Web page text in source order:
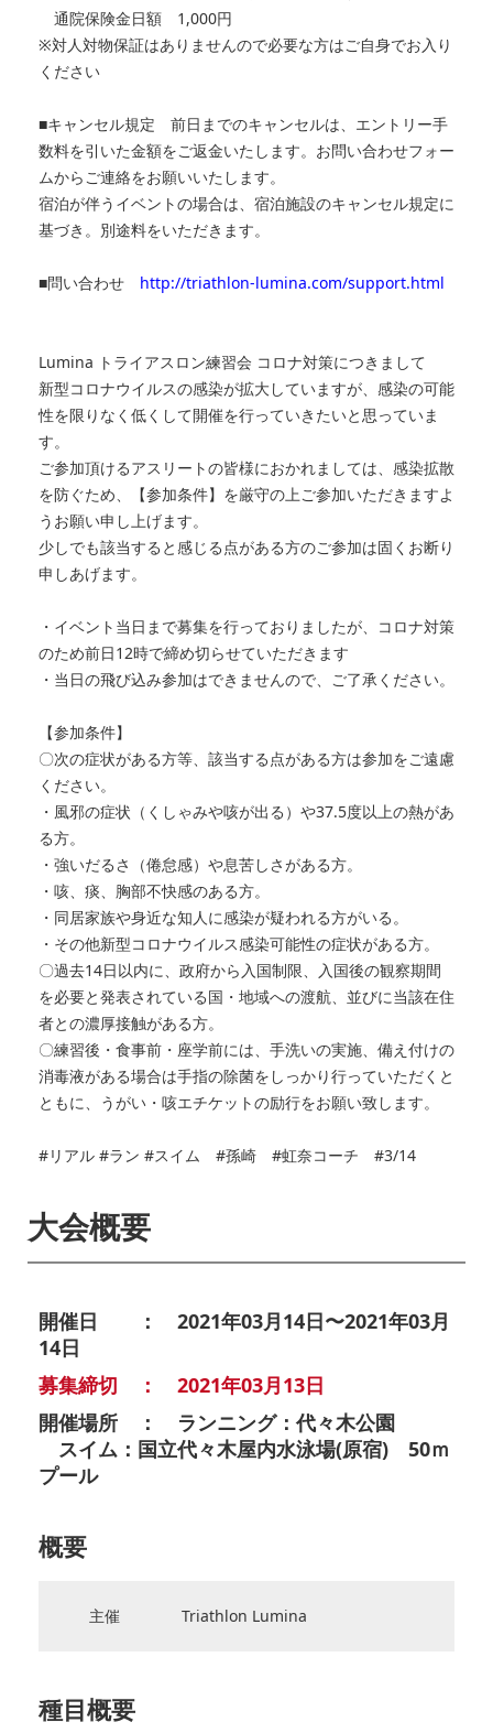
通院保険金日額 1,000円
※対人対物保証はありませんので必要な方はご自身でお入り
ください
■キャンセル規定 前日までのキャンセルは、エントリー手
数料を引いた金額をご返金いたします。お問い合わせフォー
ムからご連絡をお願いいたします。
宿泊が伴うイベントの場合は、宿泊施設のキャンセル規定に
基づき。別途料をいただきます。
■問い合わせ http://triathlon-lumina.com/support.html
Lumina トライアスロン練習会 コロナ対策につきまして
新型コロナウイルスの感染が拡大していますが、感染の可能
性を限りなく低くして開催を行っていきたいと思っていま
す。
ご参加頂けるアスリートの皆様におかれましては、感染拡散
を防ぐため、【参加条件】を厳守の上ご参加いただきますよ
うお願い申し上げます。
少しでも該当すると感じる点がある方のご参加は固くお断り
申しあげます。
・イベント当日まで募集を行っておりましたが、コロナ対策
のため前日12時で締め切らせていただきます
・当日の飛び込み参加はできませんので、ご了承ください。
【参加条件】
〇次の症状がある方等、該当する点がある方は参加をご遠慮
ください。
・風邪の症状（くしゃみや咳が出る）や37.5度以上の熱があ
る方。
・強いだるさ（倦怠感）や息苦しさがある方。
・咳、痰、胸部不快感のある方。
・同居家族や身近な知人に感染が疑われる方がいる。
・その他新型コロナウイルス感染可能性の症状がある方。
〇過去14日以内に、政府から入国制限、入国後の観察期間
を必要と発表されている国・地域への渡航、並びに当該在住
者との濃厚接触がある方。
〇練習後・食事前・座学前には、手洗いの実施、備え付けの
消毒液がある場合は手指の除菌をしっかり行っていただくと
ともに、うがい・咳エチケットの励行をお願い致します。
#リアル #ラン #スイム #孫崎 #虹奈コーチ #3/14
大会概要
開催日 ： 2021年03月14日〜2021年03月
14日
募集締切 ： 2021年03月13日
開催場所 ： ランニング：代々木公園
スイム：国立代々木屋内水泳場(原宿) 50ｍ
プール
概要
主催 Triathlon Lumina
種目概要